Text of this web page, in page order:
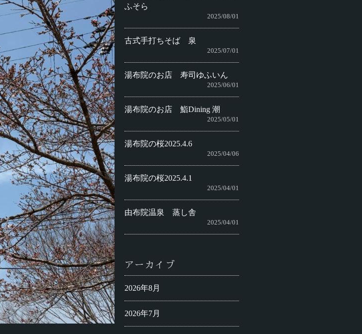
ふそら
2025/08/01
古式手打ちそば 泉
2025/07/01
湯布院のお店 寿司ゆふいん
2025/06/01
湯布院のお店 鮨Dining 潮
2025/05/01
湯布院の桜2025.4.6
2025/04/06
湯布院の桜2025.4.1
2025/04/01
由布院温泉 蒸し舎
2025/04/01
アーカイブ
2026年8月
2026年7月